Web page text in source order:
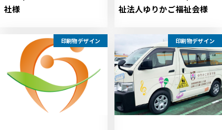
社様
祉法人ゆりかご福祉会様
印刷物デザイン 印刷物デザイン